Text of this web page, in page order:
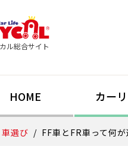
ル総合サイト
HOME カー
車選び / FF車とFR車って何